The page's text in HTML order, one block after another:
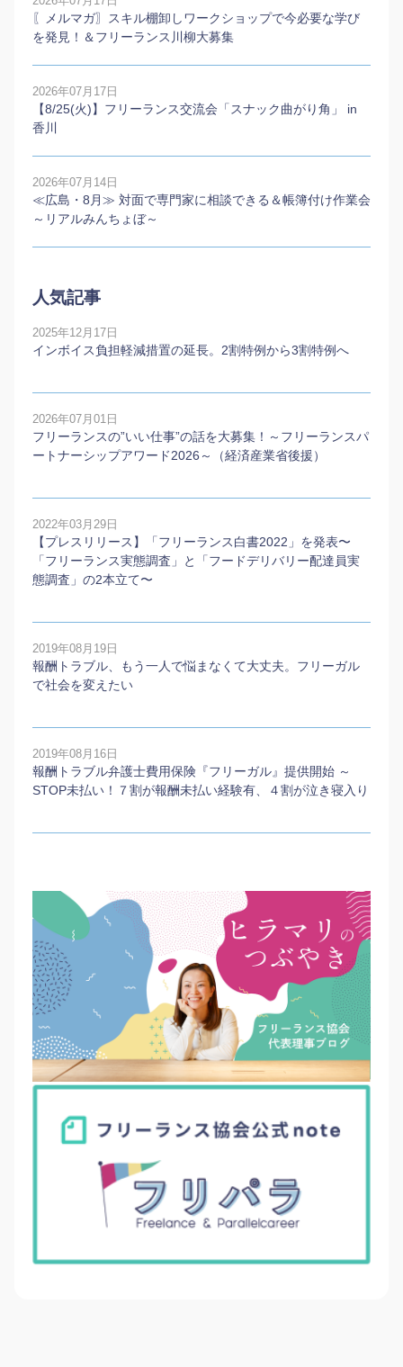
〖メルマガ〗スキル棚卸しワークショップで今必要な学び
を発見！＆フリーランス川柳大募集
2026年07月17日
【8/25(火)】フリーランス交流会「スナック曲がり角」 in
香川
2026年07月14日
≪広島・8月≫ 対面で専門家に相談できる＆帳簿付け作業会
～リアルみんちょぼ～
人気記事
2025年12月17日
インボイス負担軽減措置の延長。2割特例から3割特例へ
2026年07月01日
フリーランスの”いい仕事”の話を大募集！～フリーランスパ
ートナーシップアワード2026～（経済産業省後援）
2022年03月29日
【プレスリリース】「フリーランス白書2022」を発表〜
「フリーランス実態調査」と「フードデリバリー配達員実
態調査」の2本⽴て〜
2019年08月19日
報酬トラブル、もう一人で悩まなくて大丈夫。フリーガル
で社会を変えたい
2019年08月16日
報酬トラブル弁護士費用保険『フリーガル』提供開始 ～
STOP未払い！７割が報酬未払い経験有、４割が泣き寝入り